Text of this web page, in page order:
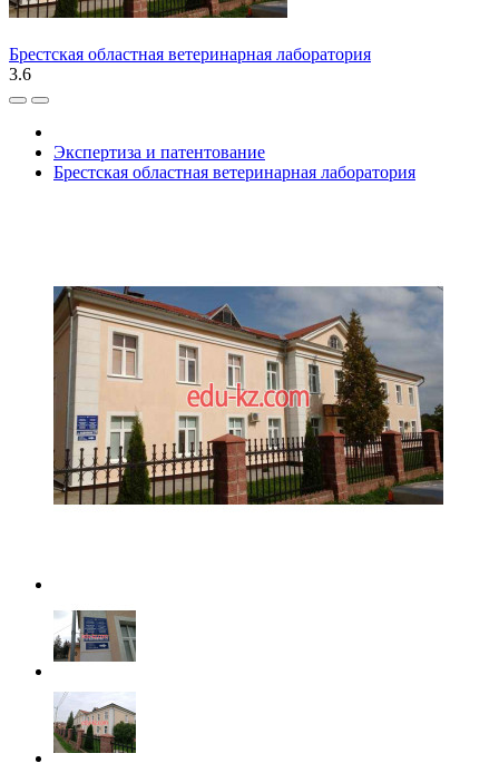
Брестская областная ветеринарная лаборатория
3.6
Экспертиза и патентование
Брестская областная ветеринарная лаборатория